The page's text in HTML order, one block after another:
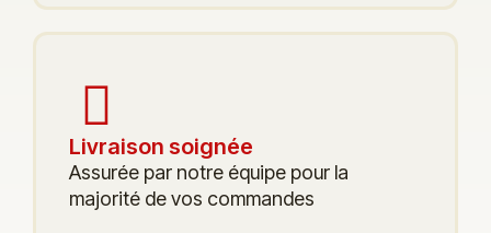
Livraison soignée
Assurée par notre équipe pour la
majorité de vos commandes